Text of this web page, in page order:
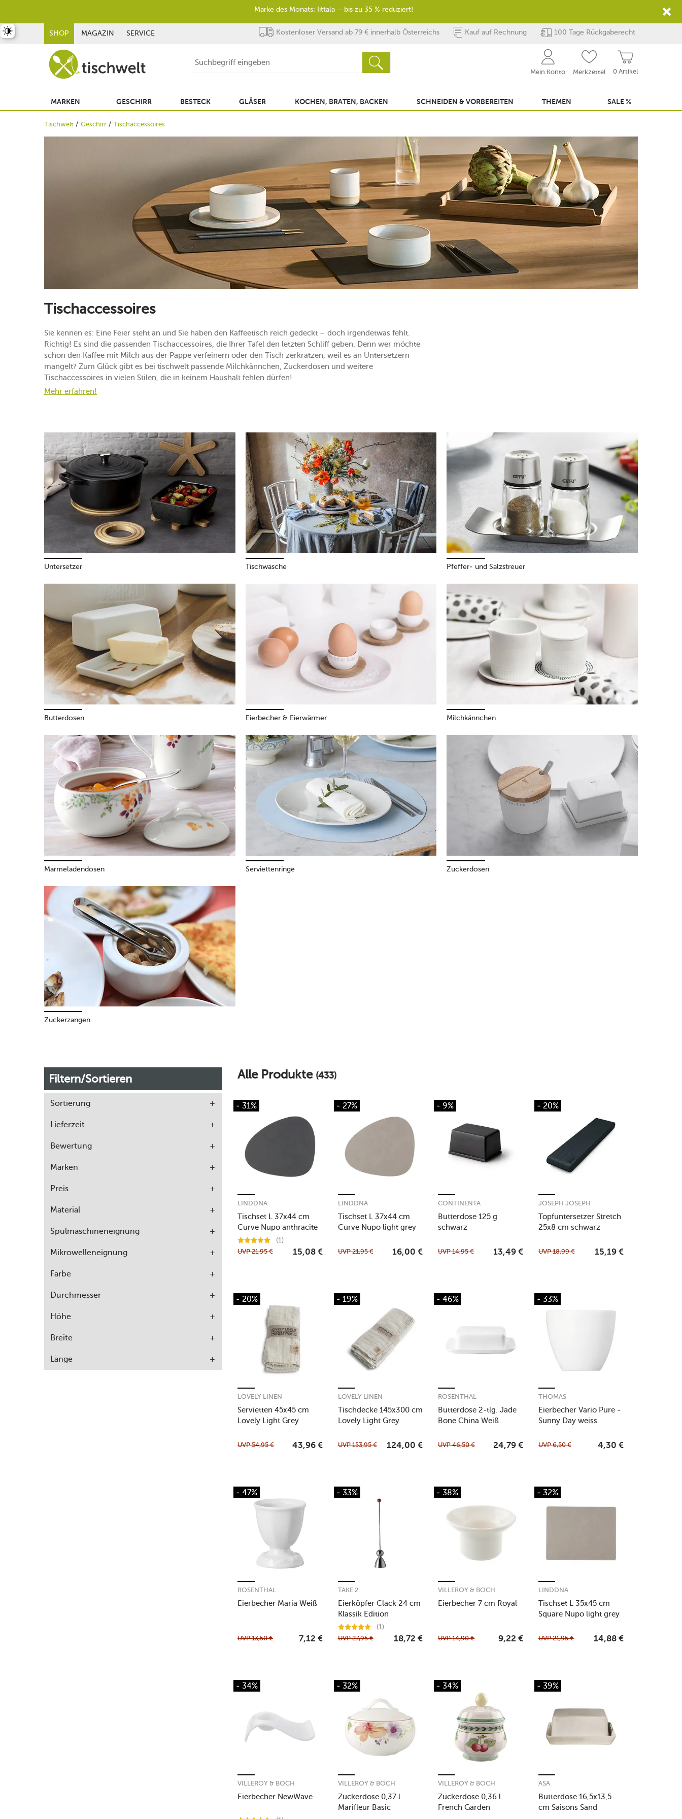
SHOP MAGAZIN SERVICE Kostenloser Versand ab 79 € innerhalb Österreichs Kauf auf Rechnung 100 Tage Rückgaberecht
0 Artikel
Mein Konto Merkzettel
MARKEN GESCHIRR BESTECK GLÄSER KOCHEN, BRATEN, BACKEN SCHNEIDEN & VORBEREITEN THEMEN SALE %
Tischwelt Geschirr Tischaccessoires
Tischaccessoires
Sie kennen es: Eine Feier steht an und Sie haben den Kaffeetisch reich gedeckt – doch irgendetwas fehlt.
Richtig! Es sind die passenden Tischaccessoires, die Ihrer Tafel den letzten Schliff geben. Denn wer möchte
schon den Kaffee mit Milch aus der Pappe verfeinern oder den Tisch zerkratzen, weil es an Untersetzern
mangelt? Zum Glück gibt es bei tischwelt passende Milchkännchen, Zuckerdosen und weitere
Tischaccessoires in vielen Stilen, die in keinem Haushalt fehlen dürfen!
Mehr erfahren!
Untersetzer Tischwäsche Pfeffer- und Salzstreuer
Butterdosen Eierbecher & Eierwärmer Milchkännchen
Marmeladendosen Serviettenringe Zuckerdosen
Zuckerzangen
Filtern/Sortieren
Sortierung
Lieferzeit
Bewertung
Marken
Preis
Material
Spülmaschineneignung
Mikrowelleneignung
Farbe
Durchmesser
Höhe
Breite
Länge
Alle Produkte (433)
- 31%
Tischset L 37x44 cm
Curve Nupo anthracite
LINDDNA
(1)
UVP21,95 € 15,08 €
- 27%
Tischset L 37x44 cm
Curve Nupo light grey
LINDDNA
UVP21,95 € 16,00 €
- 9%
Butterdose 125 g
schwarz
CONTINENTA
UVP14,95 € 13,49 €
- 20%
Topfuntersetzer Stretch
25x8 cm schwarz
JOSEPH JOSEPH
UVP18,99 € 15,19 €
- 20%
Servietten 45x45 cm
Lovely Light Grey
LOVELY LINEN
UVP54,95 € 43,96 €
- 19%
Tischdecke 145x300 cm
Lovely Light Grey
LOVELY LINEN
UVP153,95 € 124,00 €
- 46%
Butterdose 2-tlg. Jade
Bone China Weiß
ROSENTHAL
UVP46,50 € 24,79 €
- 33%
Eierbecher Vario Pure -
Sunny Day weiss
THOMAS
UVP6,50 € 4,30 €
- 47%
Eierbecher Maria Weiß
ROSENTHAL
UVP13,50 € 7,12 €
- 33%
Eierköpfer Clack 24 cm
Klassik Edition
Birnenholzkugel
TAKE 2
(1)
UVP27,95 € 18,72 €
- 38%
Eierbecher 7 cm Royal
VILLEROY & BOCH
UVP14,90 € 9,22 €
- 32%
Tischset L 35x45 cm
Square Nupo light grey
LINDDNA
UVP21,95 € 14,88 €
- 34%
Eierbecher NewWave
VILLEROY & BOCH
- 32%
Zuckerdose 0,37 l
Marifleur Basic
VILLEROY & BOCH
- 34%
Zuckerdose 0,36 l
French Garden
VILLEROY & BOCH
- 39%
Butterdose 16,5x13,5
cm Saisons Sand
ASA
umschalten
Marke des Monats: Iittala – bis zu 35 % reduziert!